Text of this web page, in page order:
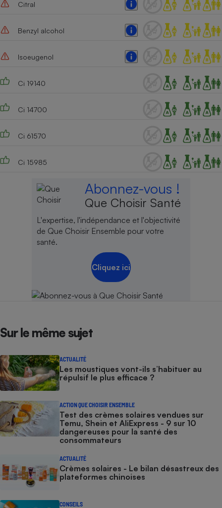
Citral
Benzyl alcohol
Isoeugenol
Ci 19140
Ci 14700
Ci 61570
Ci 15985
Abonnez-vous !
Que Choisir Santé
L'expertise, l'indépendance et l'objectivité
de Que Choisir Ensemble pour votre
santé.
Cliquez ici
Sur le même sujet
ACTUALITÉ
Les moustiques vont-ils s’habituer au
répulsif le plus efficace ?
ACTION QUE CHOISIR ENSEMBLE
Test des crèmes solaires vendues sur
Temu, Shein et AliExpress - 9 sur 10
dangereuses pour la santé des
consommateurs
ACTUALITÉ
Crèmes solaires - Le bilan désastreux des
plateformes chinoises
CONSEILS